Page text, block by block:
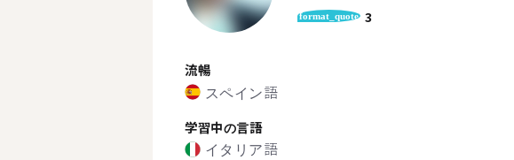
format_quote 3
流暢
スペイン語
学習中の言語
イタリア語